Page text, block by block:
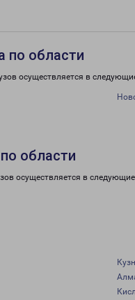
по области
осуществляется в
области
осуществляется в